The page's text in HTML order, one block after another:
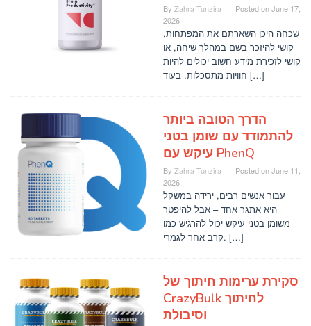
By Zahra Tunzira Posted onJune 17,
2026
שכחה היכן השארתם את המפתחות,
קושי להיזכר בשם במהלך שיחה, או
קושי לזכירת מידע חשוב יכולים להיות
חוויות מתסכלות. בעוד […]
הדרך הטובה ביותר
להתמודד עם שומן בטני
עיקש עם PhenQ
By Zahra Tunzira Posted onJune 11,
2026
עבור אנשים רבים, ירידה במשקל
היא אתגר אחד – אבל להיפטר
משומן בטני עיקש יכול להרגיש כמו
קרב אחר לגמרי. […]
סקירת ערימות חיתוך של
CrazyBulk לחיתוך
וסיבולת